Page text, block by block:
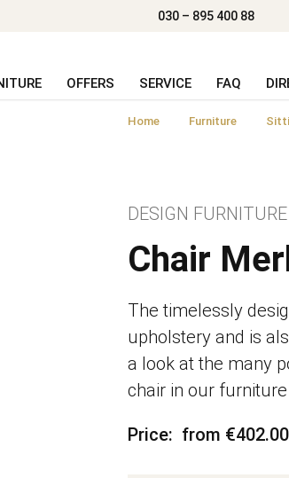
030 – 895 400 88
OFFERS SERVICE FAQ
Home Furniture
Chair
DESIGN
The timelessly
upholstery and is
a look at the many
chair in our
Price from €402.00